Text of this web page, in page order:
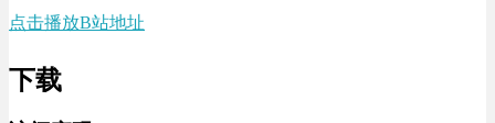
点击播放B站地址
下载